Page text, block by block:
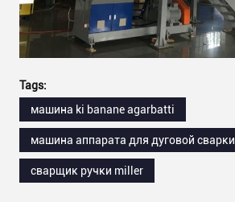
Tags:
машина ki banane agarbatti
машина аппарата для дуговой сварки
сварщик ручки miller